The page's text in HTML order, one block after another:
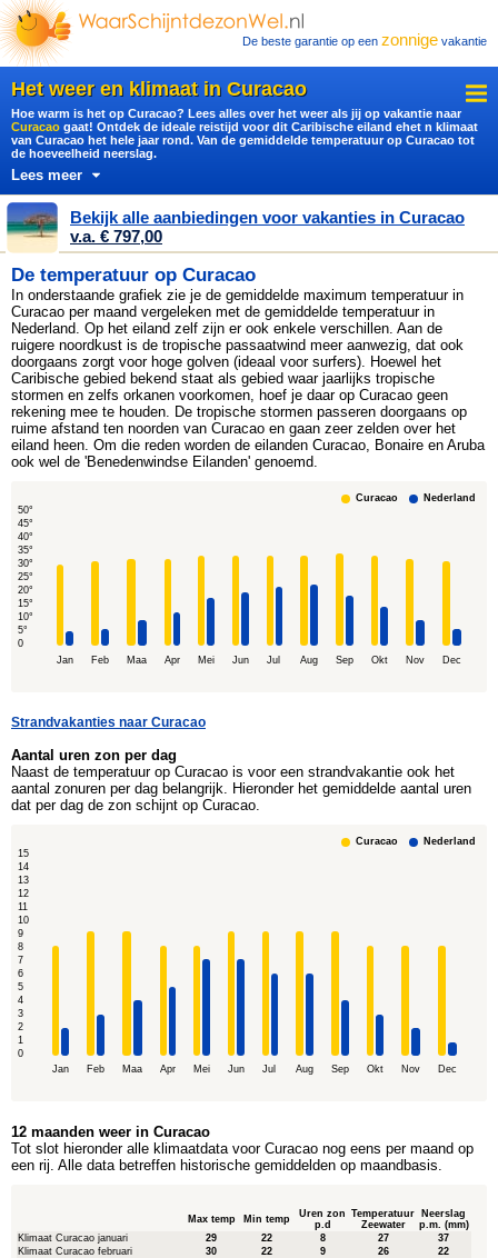
De beste garantie op een zonnige vakantie
Het weer en klimaat in Curacao
Hoe warm is het op Curacao? Lees alles over het weer als jij op vakantie naar
Curacao gaat! Ontdek de ideale reistijd voor dit Caribische eiland ehet n klimaat
van Curacao het hele jaar rond. Van de gemiddelde temperatuur op Curacao tot
de hoeveelheid neerslag.
Lees meer
Bekijk alle aanbiedingen voor vakanties in Curacao
v.a. € 797,00
De temperatuur op Curacao
In onderstaande grafiek zie je de gemiddelde maximum temperatuur in
Curacao per maand vergeleken met de gemiddelde temperatuur in
Nederland. Op het eiland zelf zijn er ook enkele verschillen. Aan de
ruigere noordkust is de tropische passaatwind meer aanwezig, dat ook
doorgaans zorgt voor hoge golven (ideaal voor surfers). Hoewel het
Caribische gebied bekend staat als gebied waar jaarlijks tropische
stormen en zelfs orkanen voorkomen, hoef je daar op Curacao geen
rekening mee te houden. De tropische stormen passeren doorgaans op
ruime afstand ten noorden van Curacao en gaan zeer zelden over het
eiland heen. Om die reden worden de eilanden Curacao, Bonaire en Aruba
ook wel de 'Benedenwindse Eilanden' genoemd.
50°
45°
40°
35°
30°
25°
20°
15°
10°
5°
0
Jan
Feb Maa Apr Mei Jun Jul Aug Sep Okt Nov Dec
Curacao Nederland
Strandvakanties naar Curacao
Aantal uren zon per dag
Naast de temperatuur op Curacao is voor een strandvakantie ook het
aantal zonuren per dag belangrijk. Hieronder het gemiddelde aantal uren
dat per dag de zon schijnt op Curacao.
15
14
13
12
11
10
9
8
7
6
5
4
3
2
1
0
Jan
Feb Maa Apr Mei Jun Jul Aug Sep Okt Nov Dec
Curacao Nederland
12 maanden weer in Curacao
Tot slot hieronder alle klimaatdata voor Curacao nog eens per maand op
een rij. Alle data betreffen historische gemiddelden op maandbasis.
Max temp Min temp
Uren zon
p.d
Temperatuur
Zeewater
Neerslag
p.m. (mm)
Klimaat Curacao januari
29 22 8 27
37
Klimaat Curacao februari
30 22 9 26
22